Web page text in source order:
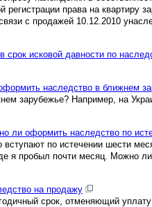
регистрации права на квартиру
с продажей 10.12.2010
срок исковой давности по
наследство в ближнем
зарубежье? Например, на
ли оформить наследство по
вступают по истечении шести
я пробыл почти месяц. Можно
на продажу
срок, отменяющий